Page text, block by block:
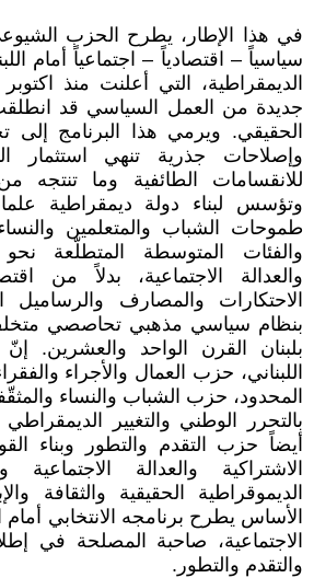
في هذا الإطار، يطرح الحزب الشيوعي
سياسياً – اقتصادياً – اجتماعياً أمام
جديدة من العمل السياسي قد
الحقيقي. ويرمي هذا البرنامج إلى
وإصلاحات جذرية تنهي استثمار
للانقسامات الطائفية وما
وتؤسس لبناء دولة ديمقراطية
طموحات الشباب والمتعلمين
والفئات المتوسطة المتطلّعة نحو
والعدالة الاجتماعية، بدلاً من
الاحتكارات والمصارف والرساميل
بنظام سياسي مذهبي تحاصصي
بلبنان القرن الواحد والعشرين.
اللبناني، حزب العمال والأجراء
المحدود، حزب الشباب والنساء
بالتحرر الوطني والتغيير
أيضاً حزب التقدم والتطور وبناء
الاشتراكية والعدالة
الديموقراطية الحقيقية والثقافة
الأساس يطرح برنامجه الانتخابي
الاجتماعية، صاحبة المصلحة في
والتقدم والتطور.